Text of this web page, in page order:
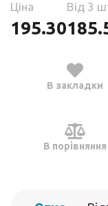
Ціна
195.30
Від 3
В закладки
В порівняння